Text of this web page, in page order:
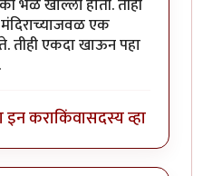
भेळ खाल्ली होती. तीही
मंदिराच्याजवळ एक
तीही एकदा खाऊन पहा
इन कराकिंवासदस्य व्हा